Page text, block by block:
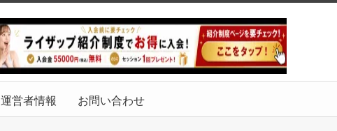
運営者情報 お問い合わせ